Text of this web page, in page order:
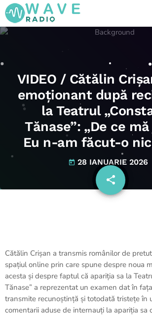
VIDEO / Cătălin
emoționant după
la Teatrul
Tănase”: „De ce
Eu n-am făcut-o
today 28 IANUARIE 2026
share
email
Cătălin Crișan a transmis românilor de
spațiul online prin care spune despre noua
acesta și despre faptul că apariția sa la
Tănase” a reprezentat un examen dat în
transmite recunoștință și totodată tristețe în
comentarii aduse de internauți la apariția sa